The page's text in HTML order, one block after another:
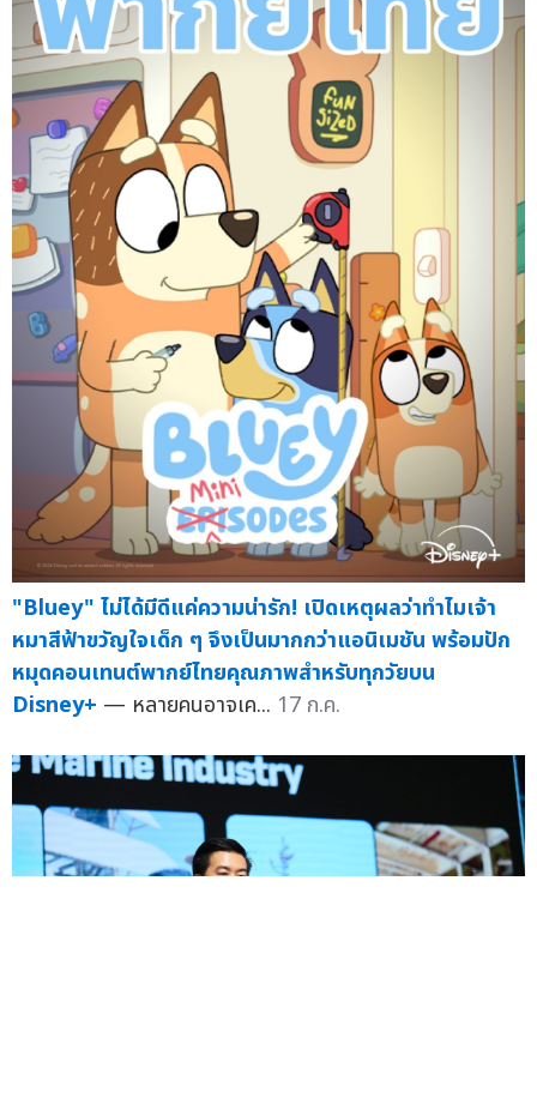
"Bluey" ไม่ได้มีดีแค่ความน่ารัก! เปิดเหตุผลว่าทำไมเจ้า
หมาสีฟ้าขวัญใจเด็ก ๆ จึงเป็นมากกว่าแอนิเมชัน พร้อมปัก
หมุดคอนเทนต์พากย์ไทยคุณภาพสำหรับทุกวัยบน
Disney+ — หลายคนอาจเค... 17 ก.ค.